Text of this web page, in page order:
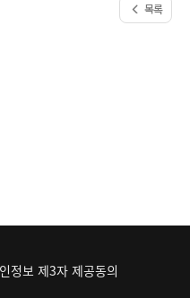
목록
정보 제3자 제공동의